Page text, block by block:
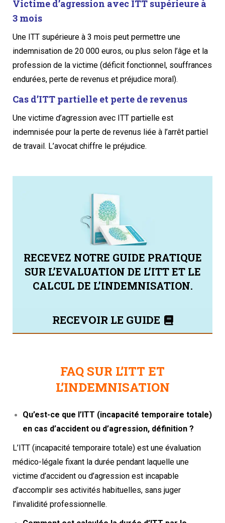
Victime d’agression avec ITT supérieure à
3 mois
Une ITT supérieure à 3 mois peut permettre une
indemnisation de 20 000 euros, ou plus selon l’âge et la
profession de la victime (déficit fonctionnel, souffrances
endurées, perte de revenus et préjudice moral).
Cas d’ITT partielle et perte de revenus
Une victime d’agression avec ITT partielle est
indemnisée pour la perte de revenus liée à l’arrêt partiel
de travail. L’avocat chiffre le préjudice.
RECEVEZ NOTRE GUIDE PRATIQUE
SUR L’EVALUATION DE L’ITT ET LE
CALCUL DE L’INDEMNISATION.
RECEVOIR LE GUIDE
FAQ SUR L’ITT ET
L’INDEMNISATION
Qu’est-ce que l’ITT (incapacité temporaire totale)
en cas d’accident ou d’agression, définition ?
L’ITT (incapacité temporaire totale) est une évaluation
médico-légale fixant la durée pendant laquelle une
victime d’accident ou d’agression est incapable
d’accomplir ses activités habituelles, sans juger
l’invalidité professionnelle.